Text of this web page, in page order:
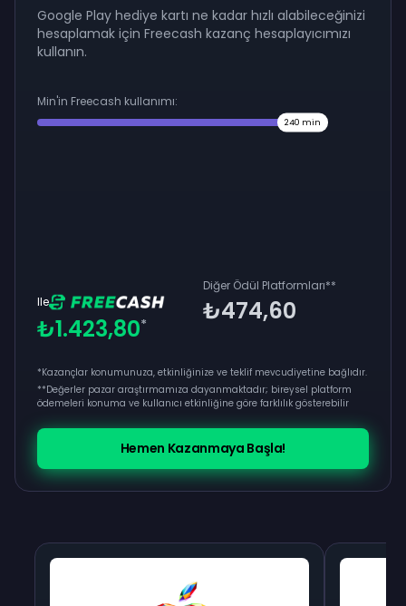
Google Play hediye kartı ne kadar hızlı alabileceğinizi
hesaplamak için Freecash kazanç hesaplayıcımızı
kullanın.
Min'in Freecash kullanımı:
240 min
Ile
₺1.423,80*
Diğer Ödül Platformları**
₺474,60
*Kazançlar konumunuza, etkinliğinize ve teklif mevcudiyetine bağlıdır.
**Değerler pazar araştırmamıza dayanmaktadır; bireysel platform
ödemeleri konuma ve kullanıcı etkinliğine göre farklılık gösterebilir
Hemen Kazanmaya Başla!